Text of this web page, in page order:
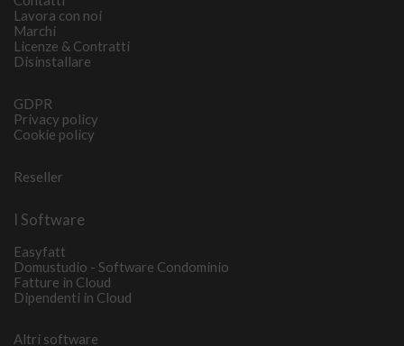
Lavora con noi
Marchi
Licenze & Contratti
Disinstallare
GDPR
Privacy policy
Cookie policy
Reseller
I Software
Easyfatt
Domustudio - Software Condominio
Fatture in Cloud
Dipendenti in Cloud
Altri software